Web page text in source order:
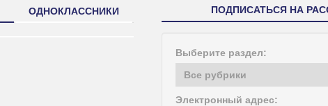
ОДНОКЛАССНИКИ ПОДПИСАТЬСЯ НА
Выберите раздел:
Электронный адрес: